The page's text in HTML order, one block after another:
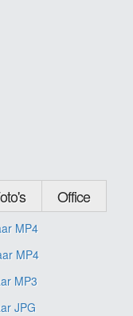
Office
MP4
MP4
MP3
JPG